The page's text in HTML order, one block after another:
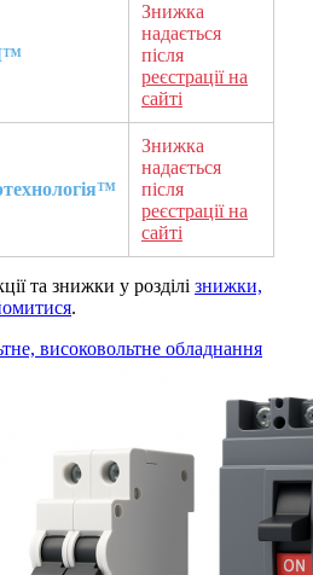
Знижка
надається
після
реєстрації на
сайті
Знижка
надається
після
реєстрації на
сайті
та знижки у розділі знижки,
.
високовольтне обладнання